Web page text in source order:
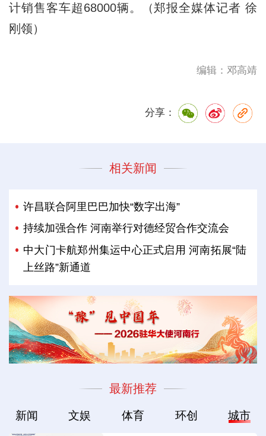
计销售客车超68000辆。（郑报全媒体记者 徐
刚领）
编辑：邓高靖
分享：
相关新闻
许昌联合阿里巴巴加快“数字出海”
持续加强合作 河南举行对德经贸合作交流会
中大门卡航郑州集运中心正式启用 河南拓展“陆
上丝路”新通道
最新推荐
新闻 文娱 体育 环创 城市